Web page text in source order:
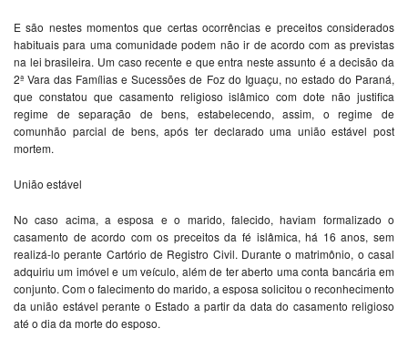
E são nestes momentos que certas ocorrências e preceitos considerados
habituais para uma comunidade podem não ir de acordo com as previstas
na lei brasileira. Um caso recente e que entra neste assunto é a decisão da
2ª Vara das Famílias e Sucessões de Foz do Iguaçu, no estado do Paraná,
que constatou que casamento religioso islâmico com dote não justifica
regime de separação de bens, estabelecendo, assim, o regime de
comunhão parcial de bens, após ter declarado uma união estável post
mortem.
União estável
No caso acima, a esposa e o marido, falecido, haviam formalizado o
casamento de acordo com os preceitos da fé islâmica, há 16 anos, sem
realizá-lo perante Cartório de Registro Civil. Durante o matrimônio, o casal
adquiriu um imóvel e um veículo, além de ter aberto uma conta bancária em
conjunto. Com o falecimento do marido, a esposa solicitou o reconhecimento
da união estável perante o Estado a partir da data do casamento religioso
até o dia da morte do esposo.